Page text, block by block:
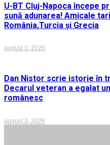
U-BT Cluj-Napoca începe
sună adunarea! Amicale
România,Turcia și Grecia
august 3, 2026
Dan Nistor scrie istorie în
Decarul veteran a egalat
românesc
august 3, 2026